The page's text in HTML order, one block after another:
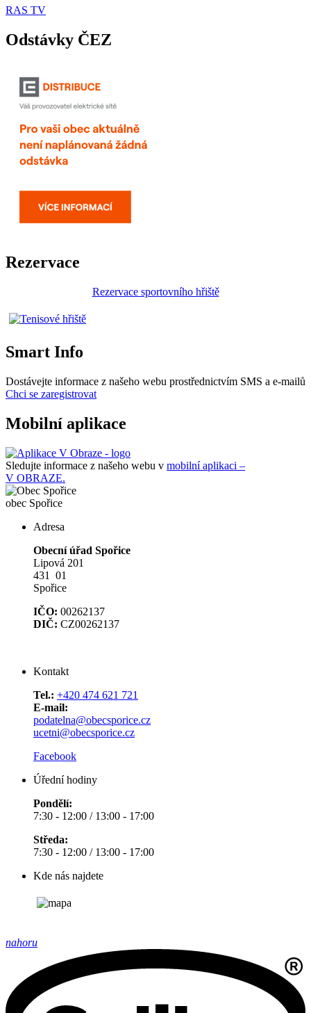
RAS TV
Odstávky ČEZ
Rezervace
Rezervace sportovního hřiště
Smart Info
Dostávejte informace z našeho webu prostřednictvím SMS a e-mailů
Chci se zaregistrovat
Mobilní aplikace
Sledujte informace z našeho webu v mobilní aplikaci –
V OBRAZE.
obec Spořice
Adresa
Obecní úřad Spořice
Lipová 201
431 01
Spořice
IČO: 00262137
DIČ: CZ00262137
Kontakt
Tel.: +420 474 621 721
E-mail:
podatelna@obecsporice.cz
ucetni@obecsporice.cz
Facebook
Úřední hodiny
Pondělí:
7:30 - 12:00 / 13:00 - 17:00
Středa:
7:30 - 12:00 / 13:00 - 17:00
Kde nás najdete
nahoru